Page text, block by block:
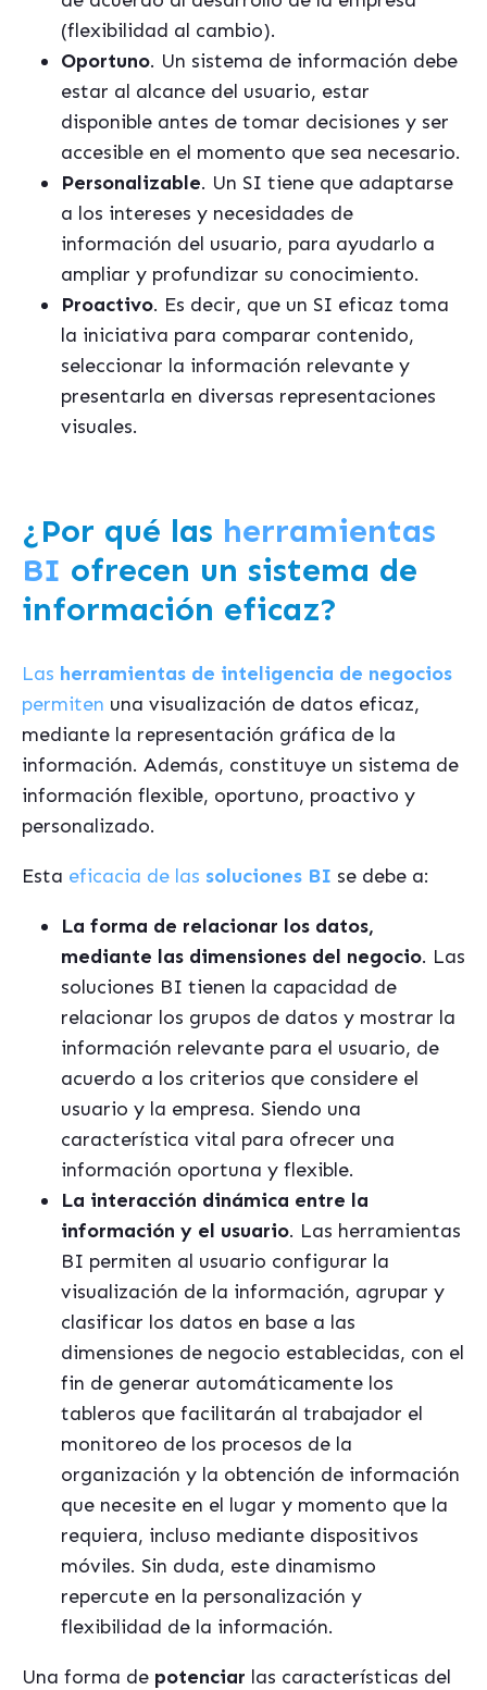
(flexibilidad al cambio).
Oportuno. Un sistema de información debe
estar al alcance del usuario, estar
disponible antes de tomar decisiones y ser
accesible en el momento que sea necesario.
Personalizable. Un SI tiene que adaptarse
a los intereses y necesidades de
información del usuario, para ayudarlo a
ampliar y profundizar su conocimiento.
Proactivo. Es decir, que un SI eficaz toma
la iniciativa para comparar contenido,
seleccionar la información relevante y
presentarla en diversas representaciones
visuales.
¿Por qué las herramientas
BI ofrecen un sistema de
información eficaz?
Las herramientas de inteligencia de negocios
permiten una visualización de datos eficaz,
mediante la representación gráfica de la
información. Además, constituye un sistema de
información flexible, oportuno, proactivo y
personalizado.
Esta eficacia de las soluciones BI se debe a:
La forma de relacionar los datos,
mediante las dimensiones del negocio. Las
soluciones BI tienen la capacidad de
relacionar los grupos de datos y mostrar la
información relevante para el usuario, de
acuerdo a los criterios que considere el
usuario y la empresa. Siendo una
característica vital para ofrecer una
información oportuna y flexible.
La interacción dinámica entre la
información y el usuario. Las herramientas
BI permiten al usuario configurar la
visualización de la información, agrupar y
clasificar los datos en base a las
dimensiones de negocio establecidas, con el
fin de generar automáticamente los
tableros que facilitarán al trabajador el
monitoreo de los procesos de la
organización y la obtención de información
que necesite en el lugar y momento que la
requiera, incluso mediante dispositivos
móviles. Sin duda, este dinamismo
repercute en la personalización y
flexibilidad de la información.
Una forma de potenciar las características del